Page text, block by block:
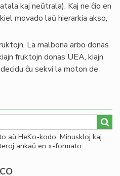
kaj neŭtrala). Kaj ne ĉio en
movado laŭ hierarkia akso,
La malbona arbo donas
fruktojn donas UEA, kiajn
ĉu sekvi la moton de
aŭ HeKo-kodo. Minuskloj kaj
ankaŭ en x-formato.